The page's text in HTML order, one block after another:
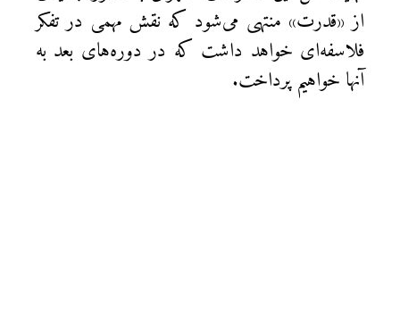
از «قدرت» منتهی می‌شود که نقش مهمی در تفکر
فلاسفه‌‌ای خواهد داشت که در دوره‌های بعد به
آنها خواهیم پرداخت.